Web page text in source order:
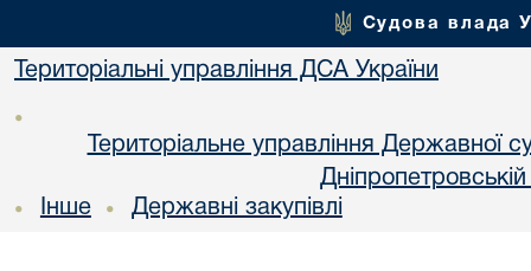
Судова влада
Територіальні управління ДСА України
•
Територіальне управління Державної
• Інше • Державні закупівлі